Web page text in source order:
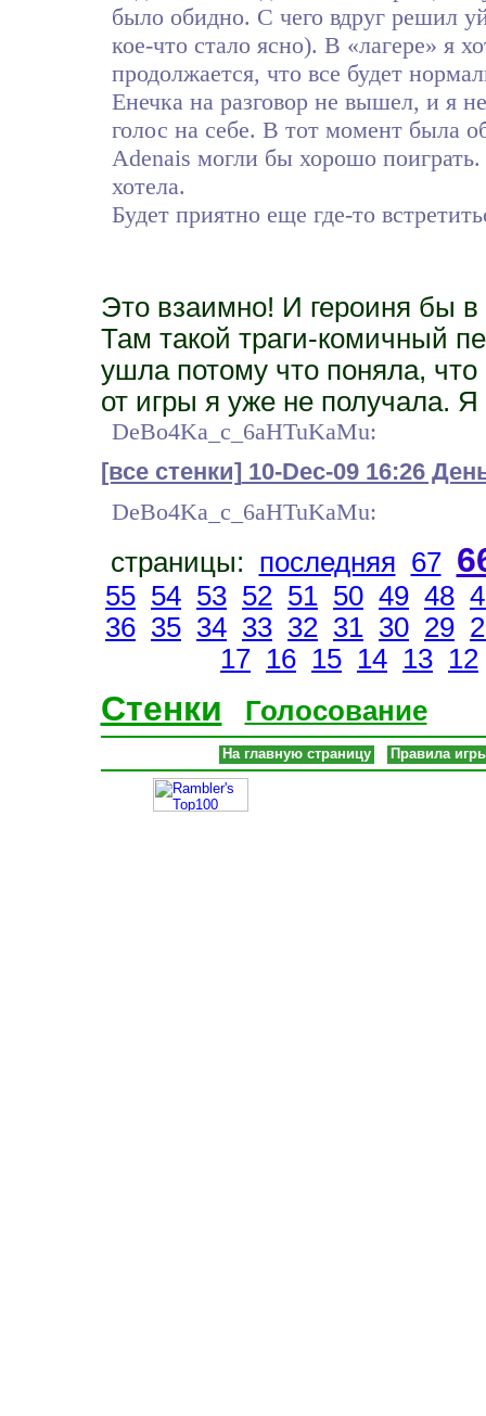
было обидно. С чего вдруг решил
кое-что стало ясно). В «лагере» я
продолжается, что все будет
Енечка на разговор не вышел, и я
голос на себе. В тот момент была
Adenais могли бы хорошо
хотела.
Будет приятно еще где-то
Это взаимно! И героиня бы
Там такой траги-комичный
ушла потому что поняла,
от игры я уже не получала.
DeBo4Ka_c_6aHTuKaMu:
[все стенки] 10-Dec-09 16:26
DeBo4Ka_c_6aHTuKaMu:
страницы: последняя 67
55 54 53 52 51 50 49 48
36 35 34 33 32 31 30 29
17 16 15 14 13 12
Стенки Голосование
На главную страницу Правила